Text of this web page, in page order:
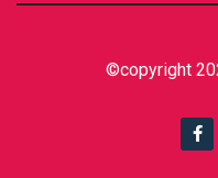
©copyright